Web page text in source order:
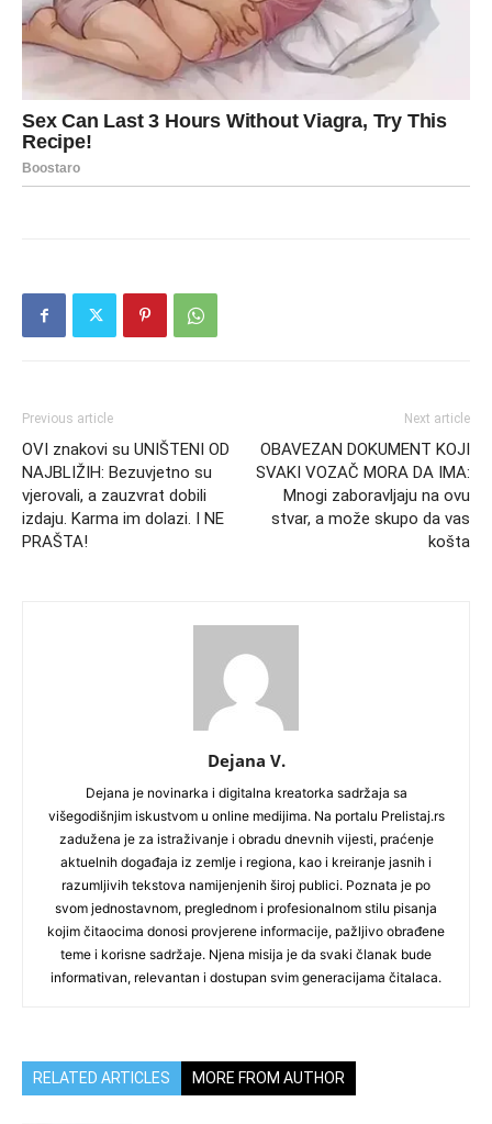
Previous article
OVI znakovi su UNIŠTENI OD
NAJBLIŽIH: Bezuvjetno su
vjerovali, a zauzvrat dobili
izdaju. Karma im dolazi. I NE
PRAŠTA!
Next article
OBAVEZAN DOKUMENT KOJI
SVAKI VOZAČ MORA DA IMA:
Mnogi zaboravljaju na ovu
stvar, a može skupo da vas
košta
Dejana V.
Dejana je novinarka i digitalna kreatorka sadržaja sa
višegodišnjim iskustvom u online medijima. Na portalu Prelistaj.rs
zadužena je za istraživanje i obradu dnevnih vijesti, praćenje
aktuelnih događaja iz zemlje i regiona, kao i kreiranje jasnih i
razumljivih tekstova namijenjenih široj publici. Poznata je po
svom jednostavnom, preglednom i profesionalnom stilu pisanja
kojim čitaocima donosi provjerene informacije, pažljivo obrađene
teme i korisne sadržaje. Njena misija je da svaki članak bude
informativan, relevantan i dostupan svim generacijama čitalaca.
RELATED ARTICLES MORE FROM AUTHOR